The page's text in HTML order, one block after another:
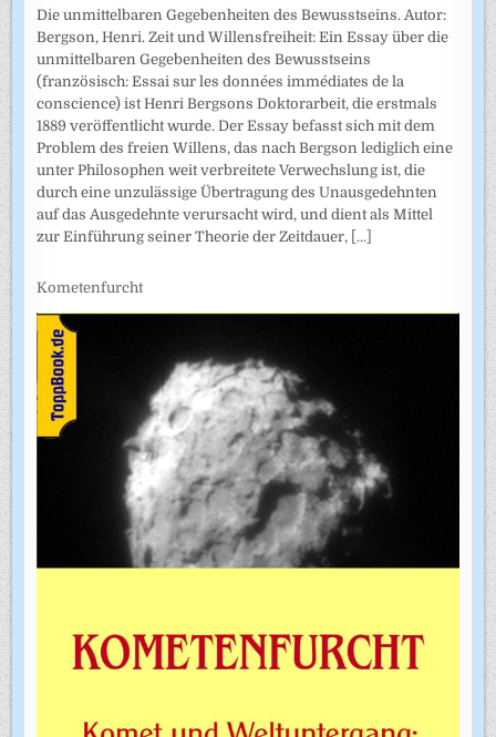
Die unmittelbaren Gegebenheiten des Bewusstseins. Autor:
Bergson, Henri. Zeit und Willensfreiheit: Ein Essay über die
unmittelbaren Gegebenheiten des Bewusstseins
(französisch: Essai sur les données immédiates de la
conscience) ist Henri Bergsons Doktorarbeit, die erstmals
1889 veröffentlicht wurde. Der Essay befasst sich mit dem
Problem des freien Willens, das nach Bergson lediglich eine
unter Philosophen weit verbreitete Verwechslung ist, die
durch eine unzulässige Übertragung des Unausgedehnten
auf das Ausgedehnte verursacht wird, und dient als Mittel
zur Einführung seiner Theorie der Zeitdauer, [...]
Kometenfurcht